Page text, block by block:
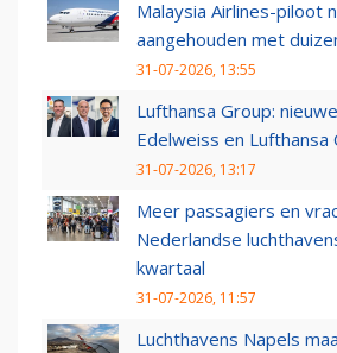
Malaysia Airlines-piloot
aangehouden met
31-07-2026, 13:55
Lufthansa Group:
Edelweiss en Lufthansa
31-07-2026, 13:17
Meer passagiers en
Nederlandse
kwartaal
31-07-2026, 11:57
Luchthavens Napels